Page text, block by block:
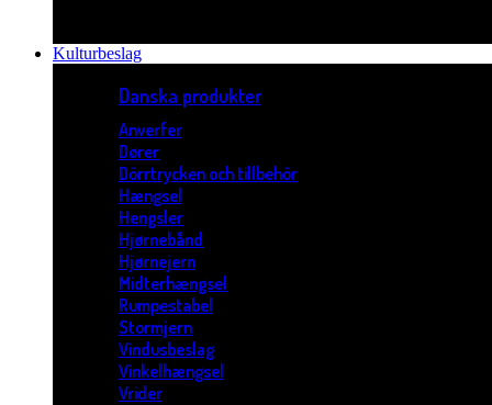
Kulturbeslag
Danska produkter
Anverfer
Dører
Dörrtrycken och tillbehör
Hængsel
Hengsler
Hjørnebånd
Hjørnejern
Midterhængsel
Rumpestabel
Stormjern
Vindusbeslag
Vinkelhængsel
Vrider